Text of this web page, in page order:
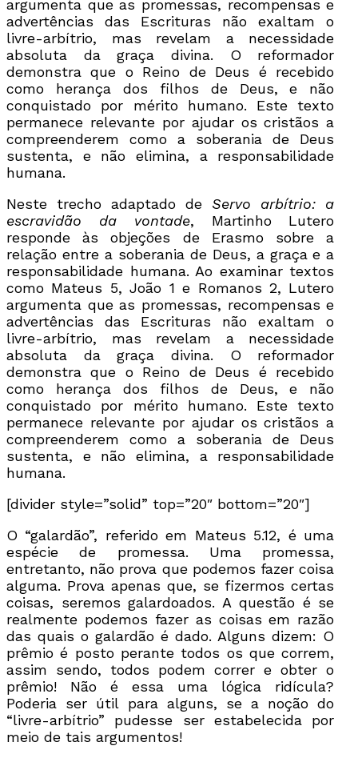
argumenta que as promessas, recompensas e
advertências das Escrituras não exaltam o
livre-arbítrio, mas revelam a necessidade
absoluta da graça divina. O reformador
demonstra que o Reino de Deus é recebido
como herança dos filhos de Deus, e não
conquistado por mérito humano. Este texto
permanece relevante por ajudar os cristãos a
compreenderem como a soberania de Deus
sustenta, e não elimina, a responsabilidade
humana.
Neste trecho adaptado deServo arbítrio: a
escravidão da vontade, Martinho Lutero
responde às objeções de Erasmo sobre a
relação entre a soberania de Deus, a graça e a
responsabilidade humana. Ao examinar textos
como Mateus 5, João 1 e Romanos 2, Lutero
argumenta que as promessas, recompensas e
advertências das Escrituras não exaltam o
livre-arbítrio, mas revelam a necessidade
absoluta da graça divina. O reformador
demonstra que o Reino de Deus é recebido
como herança dos filhos de Deus, e não
conquistado por mérito humano. Este texto
permanece relevante por ajudar os cristãos a
compreenderem como a soberania de Deus
sustenta, e não elimina, a responsabilidade
humana.
[divider style=”solid” top=”20″ bottom=”20″]
O “galardão”, referido em Mateus 5.12, é uma
espécie de promessa. Uma promessa,
entretanto, não prova que podemos fazer coisa
alguma. Prova apenas que, se fizermos certas
coisas, seremos galardoados. A questão é se
realmente podemos fazer as coisas em razão
das quais o galardão é dado. Alguns dizem: O
prêmio é posto perante todos os que correm,
assim sendo, todos podem correr e obter o
prêmio! Não é essa uma lógica ridícula?
Poderia ser útil para alguns, se a noção do
“livre-arbítrio” pudesse ser estabelecida por
meio de tais argumentos!